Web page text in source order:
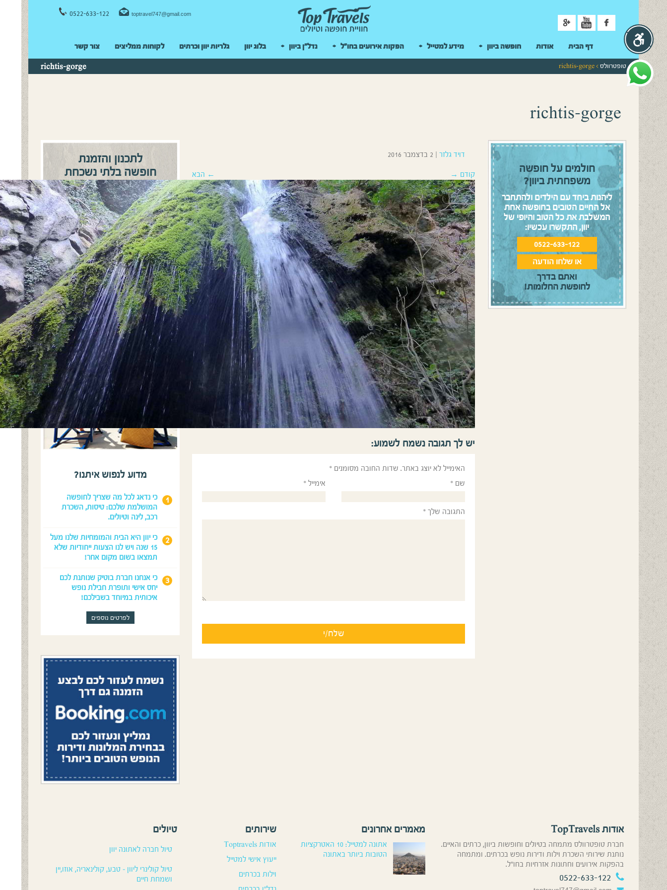
0522-633-122 toptravel747@gmail.com
דף הבית אודות חופשה ביוון מידע למטייל הפקות אירועים בחו"ל נדל"ן ביוון בלוג יוון גלריות יוון וכרתים לקוחות ממליצים צור קשר
טופטרוולס > richtis-gorge
richtis-gorge
richtis-gorge
לתכנון והזמנת
חופשה בלתי נשכחת
התקשרו:0522-633122או
השאירו פרטים ונחזור אליכם
בהקדם!
שם מלא
אימייל
טלפון
מדוע לנפוש איתנו?
כי נדאג לכל מה שצריך לחופשה
המושלמת שלכם: טיסות, השכרת
רכב, לינה וטיולים.
כי יוון היא הבית והמומחיות שלנו מעל
15 שנה ויש לנו הצעות ייחודיות שלא
תמצאו בשום מקום אחר!
כי אנחנו חברת בוטיק שנותנת לכם
יחס אישי ותופרת חבילת נופש
איכותית במיוחד בשבילכם!
לפרטים נוספים
דויד גלזר 2 בדצמבר 2016
קודם → ← הבא
יש לך תגובה נשמח לשמוע:
האימייל לא יוצג באתר. שדות החובה מסומנים *
שם * אימייל *
התגובה שלך *
חולמים על חופשה
משפחתית ביוון?
ליהנות ביחד עם הילדים ולהתחבר
אל החיים הטובים בחופשה אחת
המשלבת את כל הטוב והיופי של
יוון, התקשרו עכשיו:
0522-633-122
או שלחו הודעה
ואתם בדרך
לחופשת החלומות!
טיולים
טיול חברה לאתונה יוון
טיול קולינרי ליוון – טבע, קולינאריה, אוזו,יין
ושמחת חיים
שירותים
אודות Toptravels
ייעוץ אישי למטייל
וילות בכרתים
מאמרים אחרונים
אתונה למטייל: 10 האטרקציות
הטובות ביותר באתונה
אודות TopTravels
חברת טופטרוולס מתמחה בטיולים וחופשות ביוון, כרתים והאיים.
נותנת שירותי השכרת וילות ודירות נופש בכרתים. ומתמחה
בהפקות אירועים וחתונות אזרחיות בחו”ל.
0522-633-122